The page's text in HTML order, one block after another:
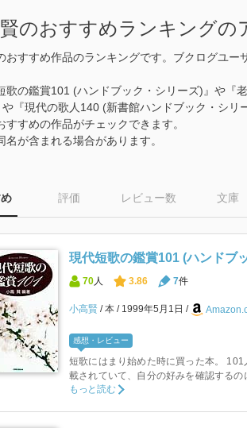
のおすすめランキングの
おすすめ作品のランキングです。ブクログユ
歌の鑑賞101 (ハンドブック・シリーズ)』や『
『現代の歌人140 (新書館ハンドブック・シ
すすめの作品がチェックできます。
が含まれる場合があります。
評価 レビュー数 文庫
現代短歌の鑑賞101 (ハンドブ
70人 3.86 7件
小高賢 本 1999年5月1日
感想・レビュー
短歌にはまり始めた時に買った本。
載されていて、自分の好みを確認するの
もっと読む